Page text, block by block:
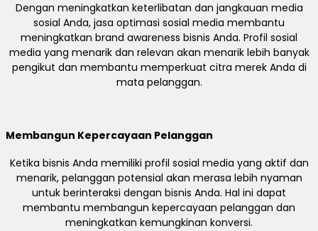
Dengan meningkatkan keterlibatan dan jangkauan media
sosial Anda, jasa optimasi sosial media membantu
meningkatkan brand awareness bisnis Anda. Profil sosial
media yang menarik dan relevan akan menarik lebih banyak
pengikut dan membantu memperkuat citra merek Anda di
mata pelanggan.
Membangun Kepercayaan Pelanggan
Ketika bisnis Anda memiliki profil sosial media yang aktif dan
menarik, pelanggan potensial akan merasa lebih nyaman
untuk berinteraksi dengan bisnis Anda. Hal ini dapat
membantu membangun kepercayaan pelanggan dan
meningkatkan kemungkinan konversi.